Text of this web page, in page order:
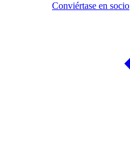
Conviértase en socio